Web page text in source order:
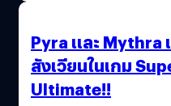
Pyra และ Mythra
สังเวียนในเกม
Ultimate!!